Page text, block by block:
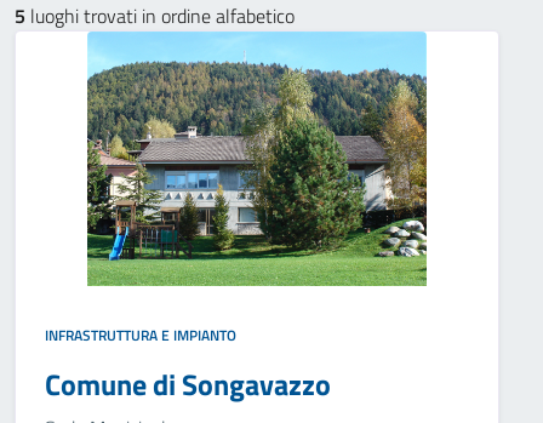
5 luoghi trovati in ordine alfabetico
INFRASTRUTTURA E IMPIANTO
Comune di Songavazzo